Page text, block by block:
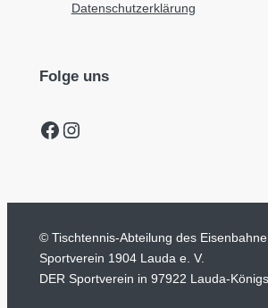
Datenschutzerklärung
Folge uns
Facebook Instagram
© Tischtennis-Abteilung des
Sportverein 1904 Lauda e. V.
DER Sportverein in 97922 Lauda-